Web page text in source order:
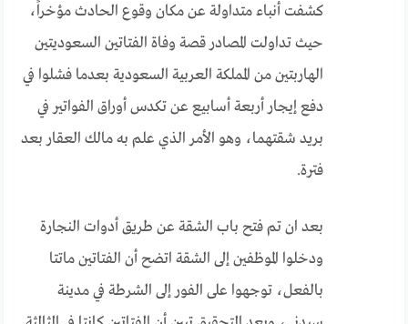
كشفت أنباء متداولة عن مكان وقوع الحادث مؤخراً،
حيث تداولت المصادر قصة وفاة الفتاتين السعوديتين
الهاربتين من المملكة العربية السعودية بعدما فشلوا في
دفع إيجار أربعة أسابيع عن تكدس أوراق الفواتير في
بريد شقتهما، وهو الأمر الذي علم به مالك العقار بعد
فترة.
بعد ان تم فتح باب الشقة عن طريق أدوات النجارة
ودخلوا الموظفين إلى الشقة اتضح أن الفتاتين ماتتا
بالفعل، توجهوا على الفور إلى الشرطة في مدينة